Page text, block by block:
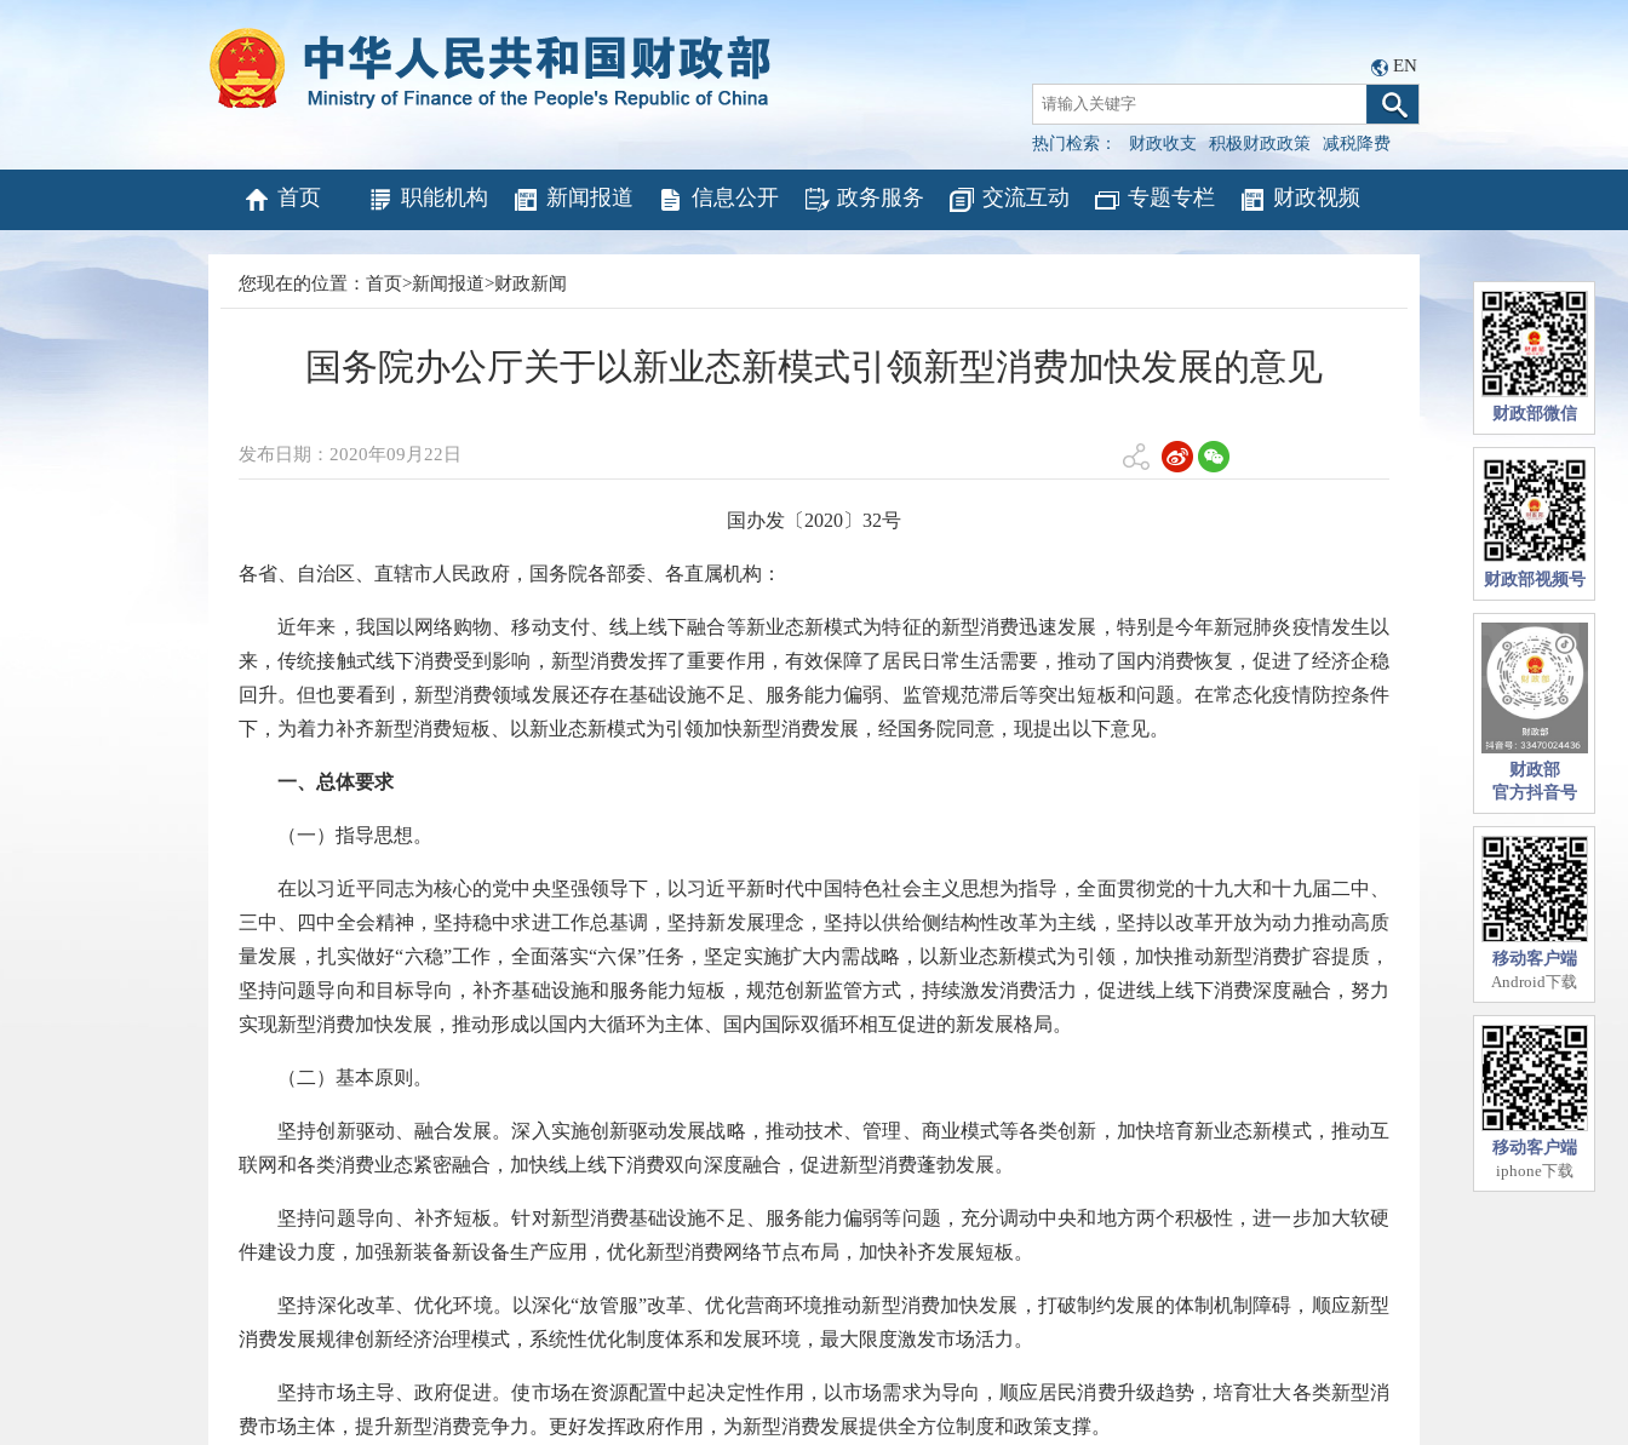
EN
热门检索： 财政收支 积极财政政策 减税降费
首页 职能机构 新闻报道 信息公开 政务服务 交流互动 专题专栏 财政视频
您现在的位置： 首页>新闻报道>财政新闻
国务院办公厅关于以新业态新模式引领新型消费加快发展的意见
发布日期：2020年09月22日
国办发〔2020〕32号
各省、自治区、直辖市人民政府，国务院各部委、各直属机构：
近年来，我国以网络购物、移动支付、线上线下融合等新业态新模式为特征的新型消费迅速发展，特别是今年新冠肺炎疫情发生以
来，传统接触式线下消费受到影响，新型消费发挥了重要作用，有效保障了居民日常生活需要，推动了国内消费恢复，促进了经济企稳
回升。但也要看到，新型消费领域发展还存在基础设施不足、服务能力偏弱、监管规范滞后等突出短板和问题。在常态化疫情防控条件
下，为着力补齐新型消费短板、以新业态新模式为引领加快新型消费发展，经国务院同意，现提出以下意见。
一、总体要求
（一）指导思想。
在以习近平同志为核心的党中央坚强领导下，以习近平新时代中国特色社会主义思想为指导，全面贯彻党的十九大和十九届二中、
三中、四中全会精神，坚持稳中求进工作总基调，坚持新发展理念，坚持以供给侧结构性改革为主线，坚持以改革开放为动力推动高质
量发展，扎实做好“六稳”工作，全面落实“六保”任务，坚定实施扩大内需战略，以新业态新模式为引领，加快推动新型消费扩容提质，
坚持问题导向和目标导向，补齐基础设施和服务能力短板，规范创新监管方式，持续激发消费活力，促进线上线下消费深度融合，努力
实现新型消费加快发展，推动形成以国内大循环为主体、国内国际双循环相互促进的新发展格局。
（二）基本原则。
坚持创新驱动、融合发展。深入实施创新驱动发展战略，推动技术、管理、商业模式等各类创新，加快培育新业态新模式，推动互
联网和各类消费业态紧密融合，加快线上线下消费双向深度融合，促进新型消费蓬勃发展。
坚持问题导向、补齐短板。针对新型消费基础设施不足、服务能力偏弱等问题，充分调动中央和地方两个积极性，进一步加大软硬
件建设力度，加强新装备新设备生产应用，优化新型消费网络节点布局，加快补齐发展短板。
坚持深化改革、优化环境。以深化“放管服”改革、优化营商环境推动新型消费加快发展，打破制约发展的体制机制障碍，顺应新型
消费发展规律创新经济治理模式，系统性优化制度体系和发展环境，最大限度激发市场活力。
坚持市场主导、政府促进。使市场在资源配置中起决定性作用，以市场需求为导向，顺应居民消费升级趋势，培育壮大各类新型消
费市场主体，提升新型消费竞争力。更好发挥政府作用，为新型消费发展提供全方位制度和政策支撑。
财政部微信
财政部视频号
财政部
官方抖音号
移动客户端
Android下载
移动客户端
iphone下载